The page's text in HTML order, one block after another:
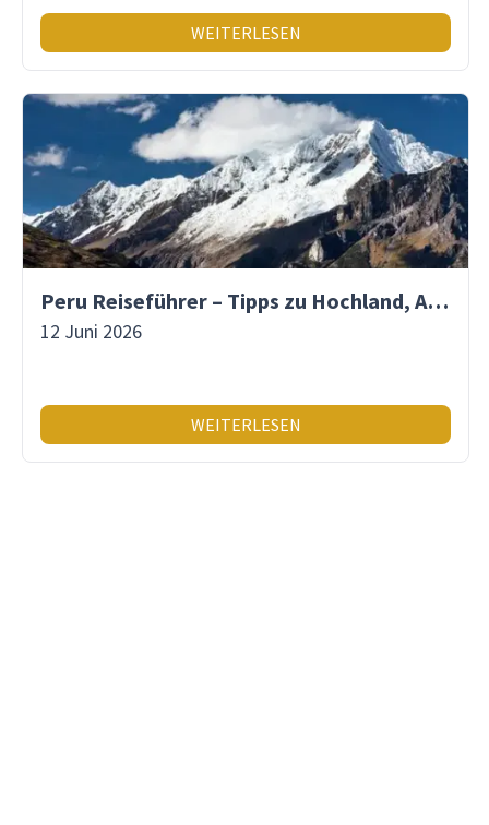
WEITERLESEN
Peru Reiseführer – Tipps zu Hochland, Amazonas & Inka-Erbe
12 Juni 2026
WEITERLESEN